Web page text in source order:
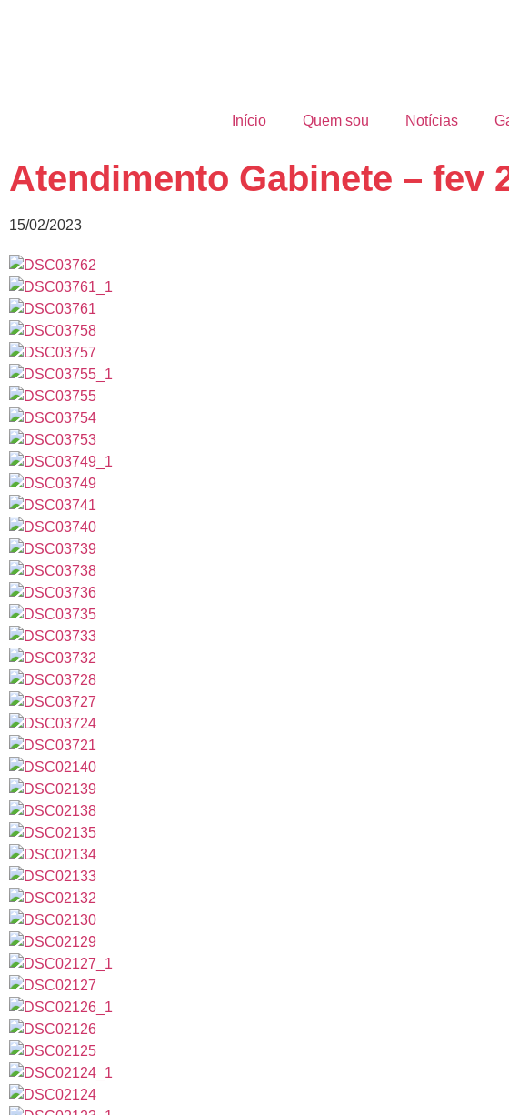
Início Quem sou Notícias
Atendimento Gabinete – fev
15/02/2023